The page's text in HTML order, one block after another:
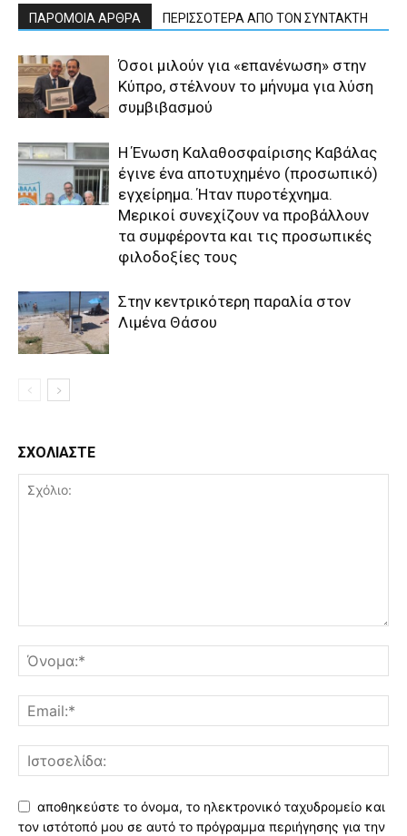
ΠΑΡΟΜΟΙΑ ΑΡΘΡΑ ΠΕΡΙΣΣΟΤΕΡΑ ΑΠΟ ΤΟΝ ΣΥΝΤΑΚΤΗ
Όσοι μιλούν για «επανένωση» στην
Κύπρο, στέλνουν το μήνυμα για λύση
συμβιβασμού
Η Ένωση Καλαθοσφαίρισης Καβάλας
έγινε ένα αποτυχημένο (προσωπικό)
εγχείρημα. Ήταν πυροτέχνημα.
Μερικοί συνεχίζουν να προβάλλουν
τα συμφέροντα και τις προσωπικές
φιλοδοξίες τους
Στην κεντρικότερη παραλία στον
Λιμένα Θάσου
ΣΧΟΛΙΑΣΤΕ
αποθηκεύστε το όνομα, το ηλεκτρονικό ταχυδρομείο και
τον ιστότοπό μου σε αυτό το πρόγραμμα περιήγησης για την